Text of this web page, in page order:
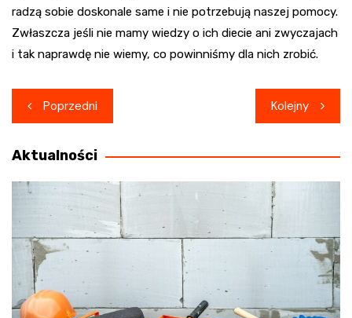
radzą sobie doskonale same i nie potrzebują naszej pomocy.
Zwłaszcza jeśli nie mamy wiedzy o ich diecie ani zwyczajach
i tak naprawdę nie wiemy, co powinniśmy dla nich zrobić.
Nawigacja
wpisu
Poprzedni Kolejny
Aktualności